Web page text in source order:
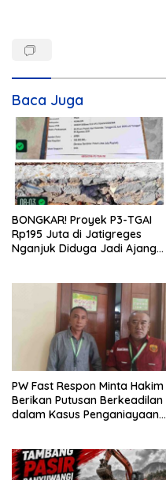
Baca Juga
BONGKAR! Proyek P3-TGAI
Rp195 Juta di Jatigreges
Nganjuk Diduga Jadi Ajang
PW Fast Respon Minta Hakim
Berikan Putusan Berkeadilan
dalam Kasus Penganiayaan